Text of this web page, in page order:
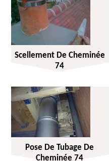
Scellement De Cheminée
74
Pose De Tubage De
Cheminée 74